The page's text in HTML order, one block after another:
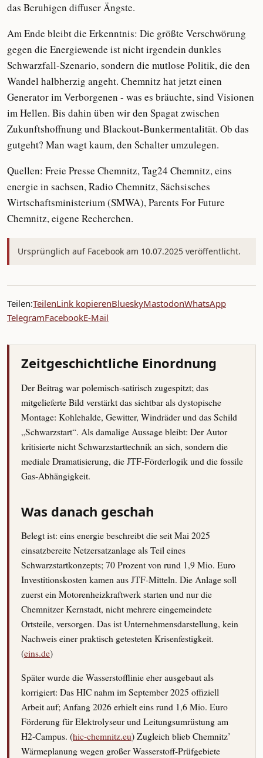
das Beruhigen diffuser Ängste.
Am Ende bleibt die Erkenntnis: Die größte Verschwörung
gegen die Energiewende ist nicht irgendein dunkles
Schwarzfall-Szenario, sondern die mutlose Politik, die den
Wandel halbherzig angeht. Chemnitz hat jetzt einen
Generator im Verborgenen - was es bräuchte, sind Visionen
im Hellen. Bis dahin üben wir den Spagat zwischen
Zukunftshoffnung und Blackout-Bunkermentalität. Ob das
gutgeht? Man wagt kaum, den Schalter umzulegen.
Quellen: Freie Presse Chemnitz, Tag24 Chemnitz, eins
energie in sachsen, Radio Chemnitz, Sächsisches
Wirtschaftsministerium (SMWA), Parents For Future
Chemnitz, eigene Recherchen.
Ursprünglich auf Facebook am 10.07.2025 veröffentlicht.
Teilen:TeilenLink kopierenBlueskyMastodonWhatsApp
TelegramFacebookE-Mail
Zeitgeschichtliche Einordnung
Der Beitrag war polemisch-satirisch zugespitzt; das
mitgelieferte Bild verstärkt das sichtbar als dystopische
Montage: Kohlehalde, Gewitter, Windräder und das Schild
„Schwarzstart“. Als damalige Aussage bleibt: Der Autor
kritisierte nicht Schwarzstarttechnik an sich, sondern die
mediale Dramatisierung, die JTF-Förderlogik und die fossile
Gas-Abhängigkeit.
Was danach geschah
Belegt ist: eins energie beschreibt die seit Mai 2025
einsatzbereite Netzersatzanlage als Teil eines
Schwarzstartkonzepts; 70 Prozent von rund 1,9 Mio. Euro
Investitionskosten kamen aus JTF-Mitteln. Die Anlage soll
zuerst ein Motorenheizkraftwerk starten und nur die
Chemnitzer Kernstadt, nicht mehrere eingemeindete
Ortsteile, versorgen. Das ist Unternehmensdarstellung, kein
Nachweis einer praktisch getesteten Krisenfestigkeit.
(eins.de)
Später wurde die Wasserstofflinie eher ausgebaut als
korrigiert: Das HIC nahm im September 2025 offiziell
Arbeit auf; Anfang 2026 erhielt eins rund 1,6 Mio. Euro
Förderung für Elektrolyseur und Leitungsumrüstung am
H2-Campus. (hic-chemnitz.eu) Zugleich blieb Chemnitz’
Wärmeplanung wegen großer Wasserstoff-Prüfgebiete